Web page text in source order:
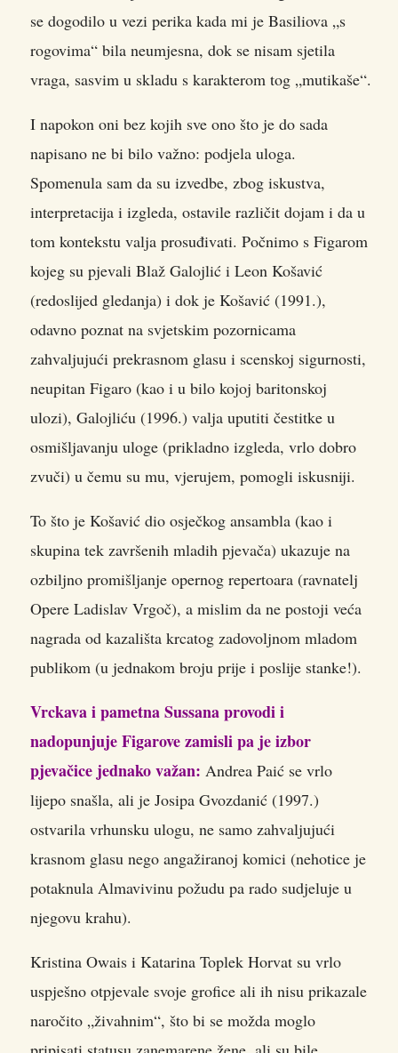
se dogodilo u vezi perika kada mi je Basiliova „s
rogovima“ bila neumjesna, dok se nisam sjetila
vraga, sasvim u skladu s karakterom tog „mutikaše“.
I napokon oni bez kojih sve ono što je do sada
napisano ne bi bilo važno: podjela uloga.
Spomenula sam da su izvedbe, zbog iskustva,
interpretacija i izgleda, ostavile različit dojam i da u
tom kontekstu valja prosuđivati. Počnimo s Figarom
kojeg su pjevali Blaž Galojlić i Leon Košavić
(redoslijed gledanja) i dok je Košavić (1991.),
odavno poznat na svjetskim pozornicama
zahvaljujući prekrasnom glasu i scenskoj sigurnosti,
neupitan Figaro (kao i u bilo kojoj baritonskoj
ulozi), Galojliću (1996.) valja uputiti čestitke u
osmišljavanju uloge (prikladno izgleda, vrlo dobro
zvuči) u čemu su mu, vjerujem, pomogli iskusniji.
To što je Košavić dio osječkog ansambla (kao i
skupina tek završenih mladih pjevača) ukazuje na
ozbiljno promišljanje opernog repertoara (ravnatelj
Opere Ladislav Vrgoč), a mislim da ne postoji veća
nagrada od kazališta krcatog zadovoljnom mladom
publikom (u jednakom broju prije i poslije stanke!).
Vrckava i pametna Sussana provodi i
nadopunjuje Figarove zamisli pa je izbor
pjevačice jednako važan: Andrea Paić se vrlo
lijepo snašla, ali je Josipa Gvozdanić (1997.)
ostvarila vrhunsku ulogu, ne samo zahvaljujući
krasnom glasu nego angažiranoj komici (nehotice je
potaknula Almavivinu požudu pa rado sudjeluje u
njegovu krahu).
Kristina Owais i Katarina Toplek Horvat su vrlo
uspješno otpjevale svoje grofice ali ih nisu prikazale
naročito „živahnim“, što bi se možda moglo